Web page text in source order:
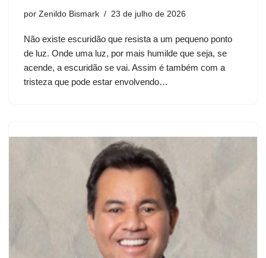
por Zenildo Bismark 23 de julho de 2026
Não existe escuridão que resista a um pequeno ponto
de luz. Onde uma luz, por mais humilde que seja, se
acende, a escuridão se vai. Assim é também com a
tristeza que pode estar envolvendo…